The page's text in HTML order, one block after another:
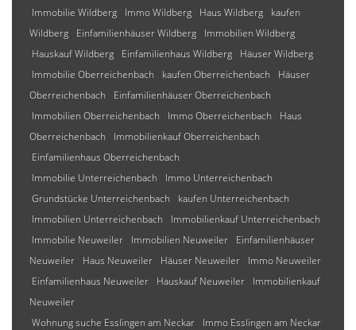
Immobilie Wildberg Immo Wildberg Haus Wildberg
kaufen
Wildberg
Einfamilienhäuser Wildberg
Immobilien Wildberg
Hauskauf Wildberg
Einfamilienhaus Wildberg
Häuser Wildberg
Immobilie Oberreichenbach
kaufen Oberreichenbach
Häuser
Oberreichenbach
Einfamilienhäuser Oberreichenbach
Immobilien Oberreichenbach
Immo Oberreichenbach
Haus
Oberreichenbach
Immobilienkauf Oberreichenbach
Einfamilienhaus Oberreichenbach
Immobilie Unterreichenbach
Immo Unterreichenbach
Grundstücke Unterreichenbach
kaufen Unterreichenbach
Immobilien Unterreichenbach
Immobilienkauf Unterreichenbach
Immobilie Neuweiler
Immobilien Neuweiler
Einfamilienhäuser
Neuweiler
Haus Neuweiler Häuser Neuweiler
Immo Neuweiler
Einfamilienhaus Neuweiler
Hauskauf Neuweiler
Immobilienkauf
Neuweiler
Wohnung suche Esslingen am Neckar
Immo Esslingen am Neckar